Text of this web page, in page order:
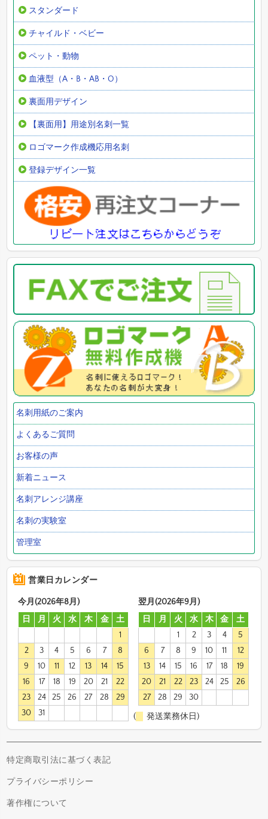
スタンダード
チャイルド・ベビー
ペット・動物
血液型（A・B・AB・O）
裏面用デザイン
【裏面用】用途別名刺一覧
ロゴマーク作成機応用名刺
登録デザイン一覧
名刺用紙のご案内
よくあるご質問
お客様の声
新着ニュース
名刺アレンジ講座
名刺の実験室
管理室
営業日カレンダー
今月(2026年8月)
日
月 火 水 木 金
土
1
2
3 4 5 6 7
8
9
10 11 12 13 14
15
16
17 18 19 20 21
22
23
24 25 26 27 28
29
30
31
翌月(2026年9月)
日
月 火 水 木 金
土
1
2 3 4
5
6
7 8 9 10 11
12
13
14 15 16 17 18
19
20
21 22 23 24 25
26
27
28 29 30
( 発送業務休日)
特定商取引法に基づく表記
プライバシーポリシー
著作権について